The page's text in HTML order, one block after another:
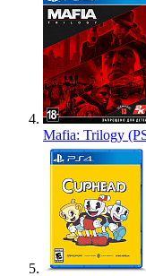
Mafia: Trilogy